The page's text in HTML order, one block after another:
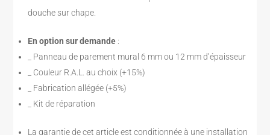
douche sur chape.
En option sur demande :
_ Panneau de parement mural 6 mm ou 12 mm d’épaisseur
_ Couleur R.A.L. au choix (+15%)
_ Fabrication allégée (+5%)
_ Kit de réparation
La garantie de cet article est conditionnée à une installation